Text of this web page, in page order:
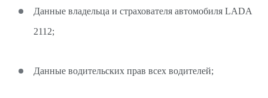
Данные владельца и страхователя автомобиля LADA
2112;
Данные водительских прав всех водителей;